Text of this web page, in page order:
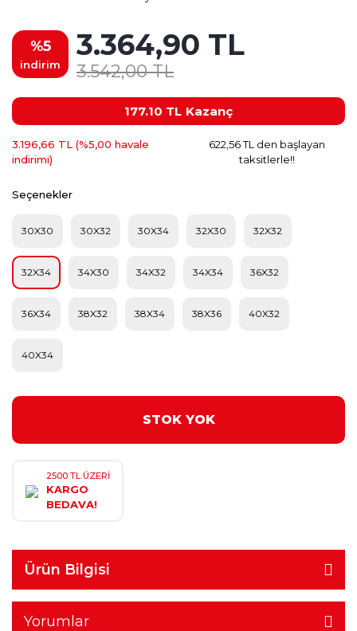
%5
indirim
3.364,90 TL
3.542,00 TL
177.10 TL Kazanç
3.196,66 TL (%5,00 havale
indirimi)
622,56 TL den başlayan
taksitlerle!!
Seçenekler
30X30 30X32 30X34 32X30 32X32
32X34 34X30 34X32 34X34 36X32
36X34 38X32 38X34 38X36 40X32
40X34
STOK YOK
2500 TL ÜZERİ
KARGO
BEDAVA!
Ürün Bilgisi
Yorumlar